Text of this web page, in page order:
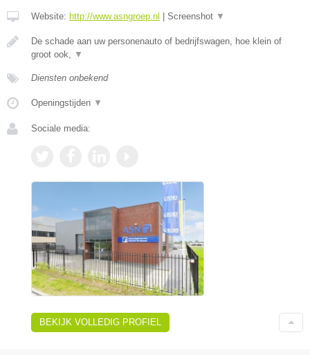
Website: http://www.asngroep.nl | Screenshot ▼
De schade aan uw personenauto of bedrijfswagen, hoe klein of
groot ook,
▼
Diensten onbekend
Openingstijden ▼
Sociale media:
BEKIJK VOLLEDIG PROFIEL